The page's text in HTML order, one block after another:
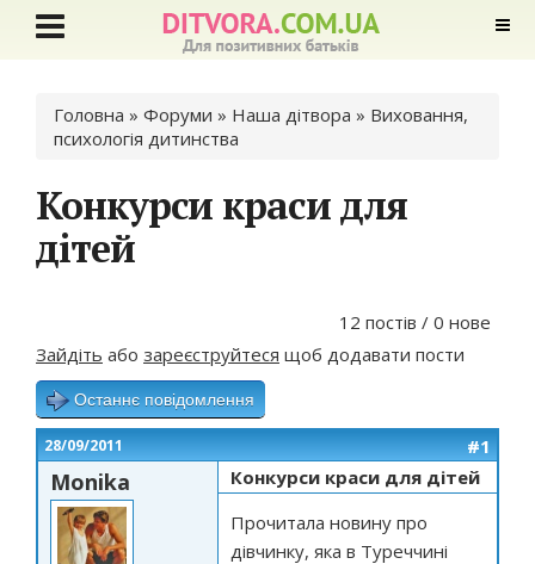
Ви є тут
Головна » Форуми » Наша дітвора » Виховання,
психологія дитинства
Конкурси краси для
дітей
12 постів / 0 нове
Зайдіть або зареєструйтеся щоб додавати пости
Останнє повідомлення
28/09/2011 #1
Monika
Конкурси краси для дітей
Прочитала новину про
дівчинку, яка в Туреччині